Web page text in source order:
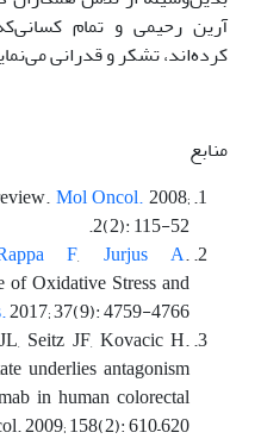
آرین رحیمی و تمام
کرده‌اند، تشکر و قدرانی
منابع
Mol Oncol.2008;
2(2): 115-52.
F, Jurjus A.
of Oxidative Stress and
2017; 37(9): 4759-4766.
Seitz JF, Kovacic H.
underlies antagonism
in human colorectal
2009; 158(2): 610–620.